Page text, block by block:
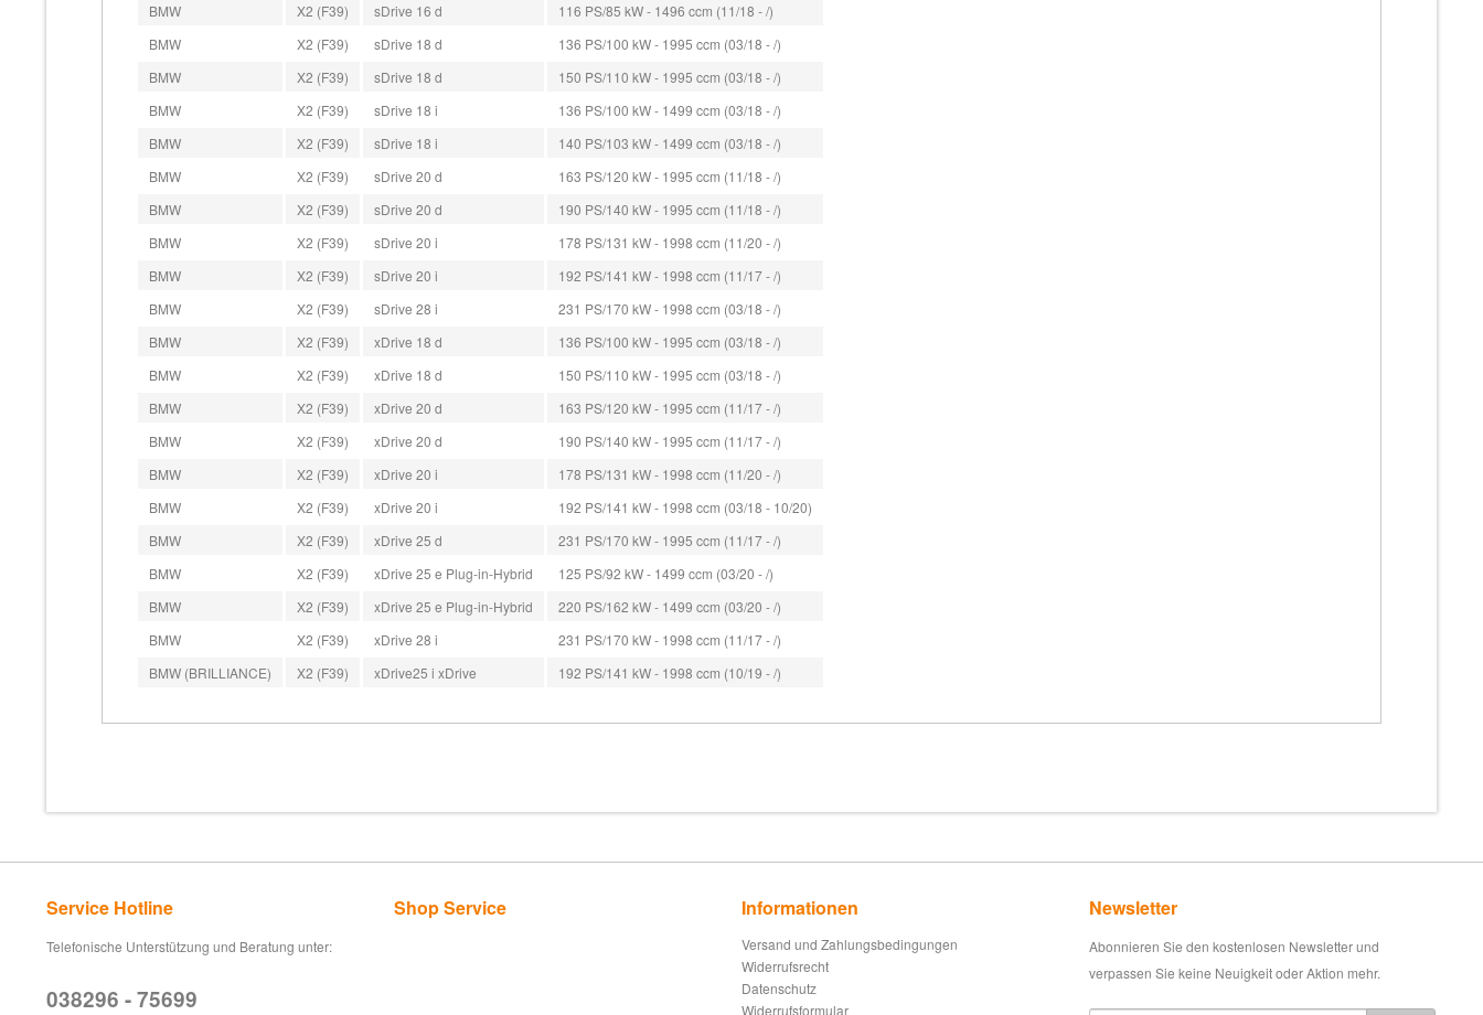
BMW
X2 (F39) sDrive 16 d
116 PS/85 kW - 1496 ccm (11/18 - /)
BMW
X2 (F39) sDrive 18 d
136 PS/100 kW - 1995 ccm (03/18 - /)
BMW
X2 (F39) sDrive 18 d
150 PS/110 kW - 1995 ccm (03/18 - /)
BMW
X2 (F39) sDrive 18 i
136 PS/100 kW - 1499 ccm (03/18 - /)
BMW
X2 (F39) sDrive 18 i
140 PS/103 kW - 1499 ccm (03/18 - /)
BMW
X2 (F39) sDrive 20 d
163 PS/120 kW - 1995 ccm (11/18 - /)
BMW
X2 (F39) sDrive 20 d
190 PS/140 kW - 1995 ccm (11/18 - /)
BMW
X2 (F39) sDrive 20 i
178 PS/131 kW - 1998 ccm (11/20 - /)
BMW
X2 (F39) sDrive 20 i
192 PS/141 kW - 1998 ccm (11/17 - /)
BMW
X2 (F39) sDrive 28 i
231 PS/170 kW - 1998 ccm (03/18 - /)
BMW
X2 (F39) xDrive 18 d
136 PS/100 kW - 1995 ccm (03/18 - /)
BMW
X2 (F39) xDrive 18 d
150 PS/110 kW - 1995 ccm (03/18 - /)
BMW
X2 (F39) xDrive 20 d
163 PS/120 kW - 1995 ccm (11/17 - /)
BMW
X2 (F39) xDrive 20 d
190 PS/140 kW - 1995 ccm (11/17 - /)
BMW
X2 (F39) xDrive 20 i
178 PS/131 kW - 1998 ccm (11/20 - /)
BMW
X2 (F39) xDrive 20 i
192 PS/141 kW - 1998 ccm (03/18 - 10/20)
BMW
X2 (F39) xDrive 25 d
231 PS/170 kW - 1995 ccm (11/17 - /)
BMW
X2 (F39) xDrive 25 e Plug-in-Hybrid
125 PS/92 kW - 1499 ccm (03/20 - /)
BMW
X2 (F39) xDrive 25 e Plug-in-Hybrid
220 PS/162 kW - 1499 ccm (03/20 - /)
BMW
X2 (F39) xDrive 28 i
231 PS/170 kW - 1998 ccm (11/17 - /)
BMW (BRILLIANCE)
X2 (F39) xDrive25 i xDrive 192 PS/141 kW - 1998 ccm (10/19 - /)
Service Hotline
Telefonische Unterstützung und Beratung unter:
038296 - 75699
Shop Service Informationen
Versand und Zahlungsbedingungen
Widerrufsrecht
Datenschutz
Widerrufsformular
Newsletter
Abonnieren Sie den kostenlosen Newsletter und
verpassen Sie keine Neuigkeit oder Aktion mehr.